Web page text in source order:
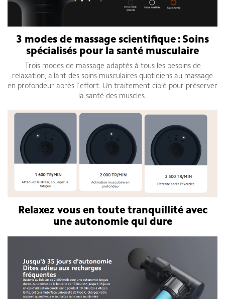
3 modes de massage scientifique : Soins
spécialisés pour la santé musculaire
Trois modes de massage adaptés à tous les besoins de
relaxation, allant des soins musculaires quotidiens au massage
en profondeur après l'effort. Un traitement ciblé pour préserver
la santé des muscles.
Relaxez vous en toute tranquillité avec
une autonomie qui dure